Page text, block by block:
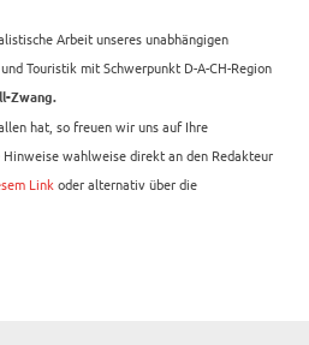
Arbeit unseres unabhängigen
Touristik mit Schwerpunkt D-A-CH-Region
Zwang.
hat, so freuen wir uns auf Ihre
wahlweise direkt an den Redakteur
Link oder alternativ über die